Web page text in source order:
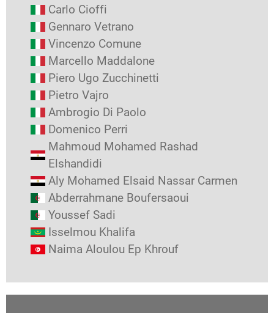
Carlo Cioffi
Gennaro Vetrano
Vincenzo Comune
Marcello Maddalone
Piero Ugo Zucchinetti
Pietro Vajro
Ambrogio Di Paolo
Domenico Perri
Mahmoud Mohamed Rashad
Elshandidi
Aly Mohamed Elsaid Nassar Carmen
Abderrahmane Boufersaoui
Youssef Sadi
Isselmou Khalifa
Naima Aloulou Ep Khrouf